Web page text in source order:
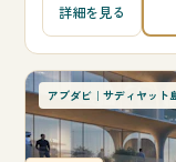
詳細を見る
アブダビ｜サディヤット